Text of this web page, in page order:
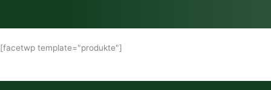
[facetwp template="produkte"]